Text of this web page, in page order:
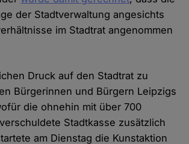
der Stadtverwaltung angesichts
im Stadtrat angenommen
Druck auf den Stadtrat zu
Bürgerinnen und Bürgern Leipzigs
die ohnehin mit über 700
Stadtkasse zusätzlich
am Dienstag die Kunstaktion